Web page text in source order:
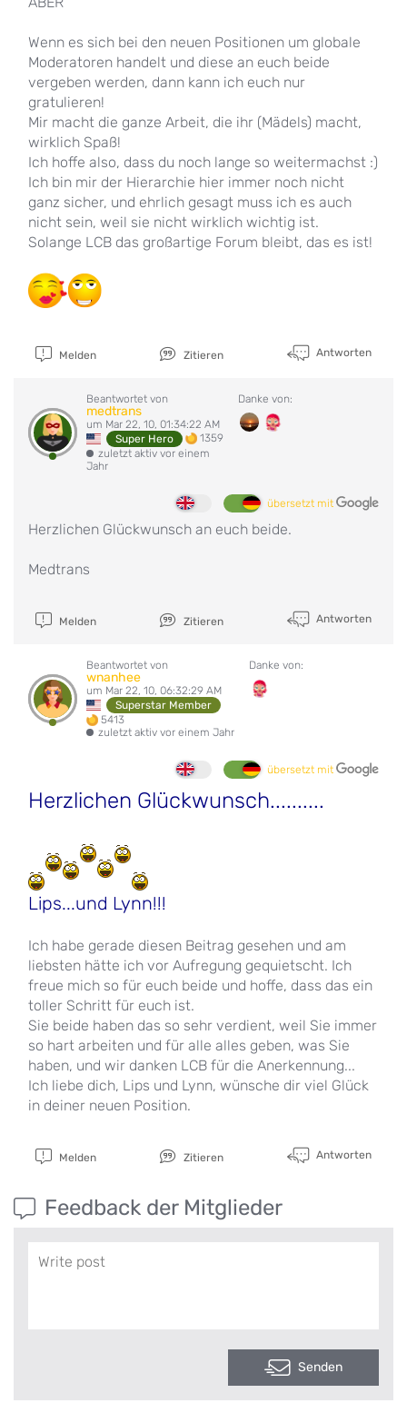
Wenn es sich bei den neuen Positionen um globale
Moderatoren handelt und diese an euch beide
vergeben werden, dann kann ich euch nur
gratulieren!
Mir macht die ganze Arbeit, die ihr (Mädels) macht,
wirklich Spaß!
Ich hoffe also, dass du noch lange so weitermachst :)
Ich bin mir der Hierarchie hier immer noch nicht
ganz sicher, und ehrlich gesagt muss ich es auch
nicht sein, weil sie nicht wirklich wichtig ist.
Solange LCB das großartige Forum bleibt, das es ist!
Melden Zitieren Antworten
Beantwortet von
medtrans
um Mar 22, 10, 01:34:22 AM
Super Hero
1359
zuletzt aktiv vor einem
Jahr
Danke von:
übersetzt mit
Herzlichen Glückwunsch an euch beide.
Medtrans
Melden Zitieren Antworten
Beantwortet von
wnanhee
um Mar 22, 10, 06:32:29 AM
Superstar Member
5413
zuletzt aktiv vor einem Jahr
Danke von:
übersetzt mit
Herzlichen Glückwunsch..........
Lips...und Lynn!!!
Ich habe gerade diesen Beitrag gesehen und am
liebsten hätte ich vor Aufregung gequietscht. Ich
freue mich so für euch beide und hoffe, dass das ein
toller Schritt für euch ist.
Sie beide haben das so sehr verdient, weil Sie immer
so hart arbeiten und für alle alles geben, was Sie
haben, und wir danken LCB für die Anerkennung...
Ich liebe dich, Lips und Lynn, wünsche dir viel Glück
in deiner neuen Position.
Melden Zitieren Antworten
Feedback der Mitglieder
Senden